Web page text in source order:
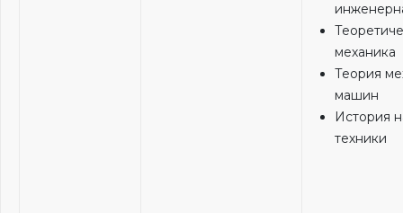
механика
Теория
машин
История
техники